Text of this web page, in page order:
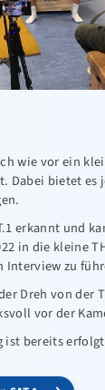
wie vor ein
Dabei bietet es
erkannt und
in die kleine
Interview zu
Dreh von der
vor der
ist bereits